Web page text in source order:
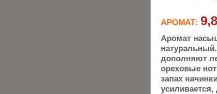
АРОМАТ:
Аромат
дополняют
ореховые
запах